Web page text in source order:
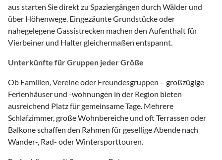
aus starten Sie direkt zu Spaziergängen durch Wälder und
über Höhenwege. Eingezäunte Grundstücke oder
nahegelegene Gassistrecken machen den Aufenthalt für
Vierbeiner und Halter gleichermaßen entspannt.
Unterkünfte für Gruppen jeder Größe
Ob Familien, Vereine oder Freundesgruppen – großzügige
Ferienhäuser und -wohnungen in der Region bieten
ausreichend Platz für gemeinsame Tage. Mehrere
Schlafzimmer, große Wohnbereiche und oft Terrassen oder
Balkone schaffen den Rahmen für gesellige Abende nach
Wander-, Rad- oder Wintersporttouren.